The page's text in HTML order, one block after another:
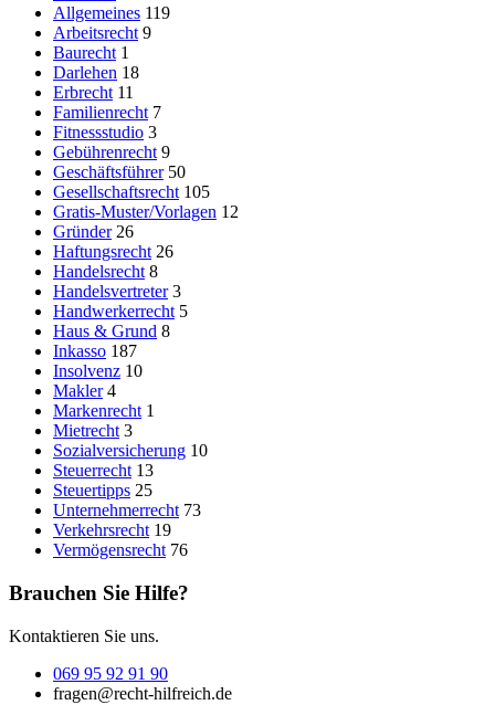
Allgemeines 119
Arbeitsrecht 9
Baurecht 1
Darlehen 18
Erbrecht 11
Familienrecht 7
Fitnessstudio 3
Gebührenrecht 9
Geschäftsführer 50
Gesellschaftsrecht 105
Gratis-Muster/Vorlagen 12
Gründer 26
Haftungsrecht 26
Handelsrecht 8
Handelsvertreter 3
Handwerkerrecht 5
Haus & Grund 8
Inkasso 187
Insolvenz 10
Makler 4
Markenrecht 1
Mietrecht 3
Sozialversicherung 10
Steuerrecht 13
Steuertipps 25
Unternehmerrecht 73
Verkehrsrecht 19
Vermögensrecht 76
Brauchen Sie Hilfe?
Kontaktieren Sie uns.
069 95 92 91 90
fragen@recht-hilfreich.de